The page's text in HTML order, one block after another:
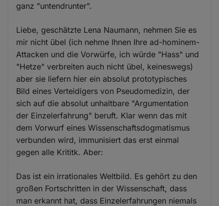
ganz "untendrunter".
Liebe, geschätzte Lena Naumann, nehmen Sie es
mir nicht übel (ich nehme Ihnen Ihre ad-hominem-
Attacken und die Vorwürfe, ich würde "Hass" und
"Hetze" verbreiten auch nicht übel, keineswegs)
aber sie liefern hier ein absolut prototypisches
Bild eines Verteidigers von Pseudomedizin, der
sich auf die absolut unhaltbare "Argumentation
der Einzelerfahrung" beruft. Klar wenn das mit
dem Vorwurf eines Wissenschaftsdogmatismus
verbunden wird, immunisiert das erst einmal
gegen alle Krititk. Aber:
Das ist ein irrationales Weltbild. Es gehört zu den
großen Fortschritten in der Wissenschaft, dass
man erkannt hat, dass Einzelerfahrungen niemals